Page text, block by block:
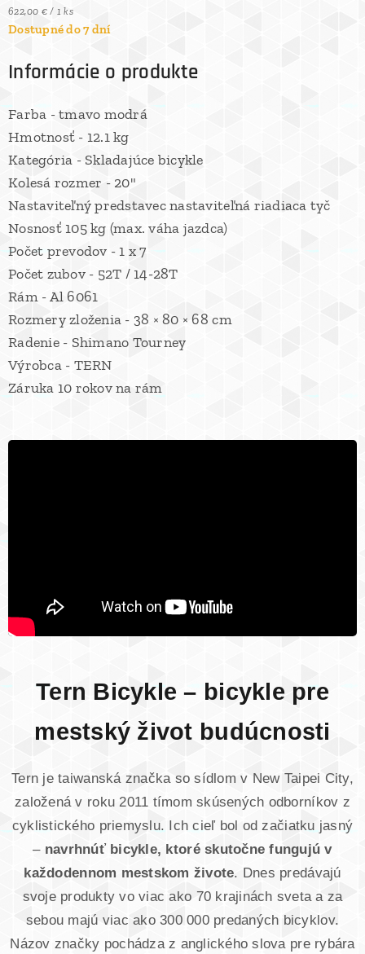
622,00 € / 1 ks
Dostupné do 7 dní
Informácie o produkte
Farba - tmavo modrá
Hmotnosť - 12.1 kg
Kategória - Skladajúce bicykle
Kolesá rozmer - 20"
Nastaviteľný predstavec nastaviteľná riadiaca tyč
Nosnosť 105 kg (max. váha jazdca)
Počet prevodov - 1 x 7
Počet zubov - 52T / 14-28T
Rám - Al 6061
Rozmery zloženia - 38 × 80 × 68 cm
Radenie - Shimano Tourney
Výrobca - TERN
Záruka 10 rokov na rám
Tern Bicykle – bicykle pre
mestský život budúcnosti
Tern je taiwanská značka so sídlom v New Taipei City,
založená v roku 2011 tímom skúsených odborníkov z
cyklistického priemyslu. Ich cieľ bol od začiatku jasný
– navrhnúť bicykle, ktoré skutočne fungujú v
každodennom mestskom živote. Dnes predávajú
svoje produkty vo viac ako 70 krajinách sveta a za
sebou majú viac ako 300 000 predaných bicyklov.
Názov značky pochádza z anglického slova pre rybára